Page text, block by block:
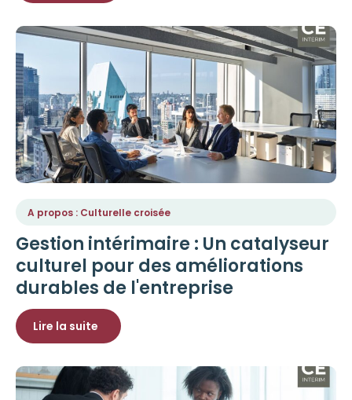
A propos : Culturelle croisée
Gestion intérimaire : Un catalyseur
culturel pour des améliorations
durables de l'entreprise
Lire la suite